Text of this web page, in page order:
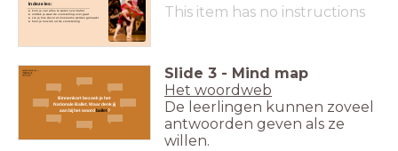
In deze les:
kom je van alles te weten over ballet
ontdek je waar de voorstelling over gaat
zie je hoe decor en kostuums worden gemaakt
hoor je muziek uit de voorstelling
This item has no instructions
Binnenkort bezoek je het
Nationale Ballet. Waar denk jij
aan bij het woord ballet?
Slide 3 - Mind map
Het woordweb
De leerlingen kunnen zoveel
antwoorden geven als ze
willen.